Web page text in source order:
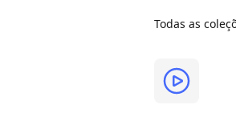
Todas as